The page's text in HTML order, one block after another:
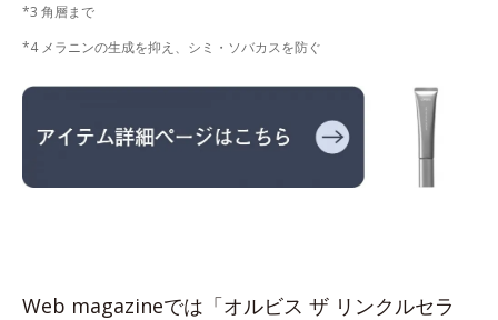
*3 角層まで
*4 メラニンの生成を抑え、シミ・ソバカスを防ぐ
Web magazineでは「オルビス ザ リンクルセラ